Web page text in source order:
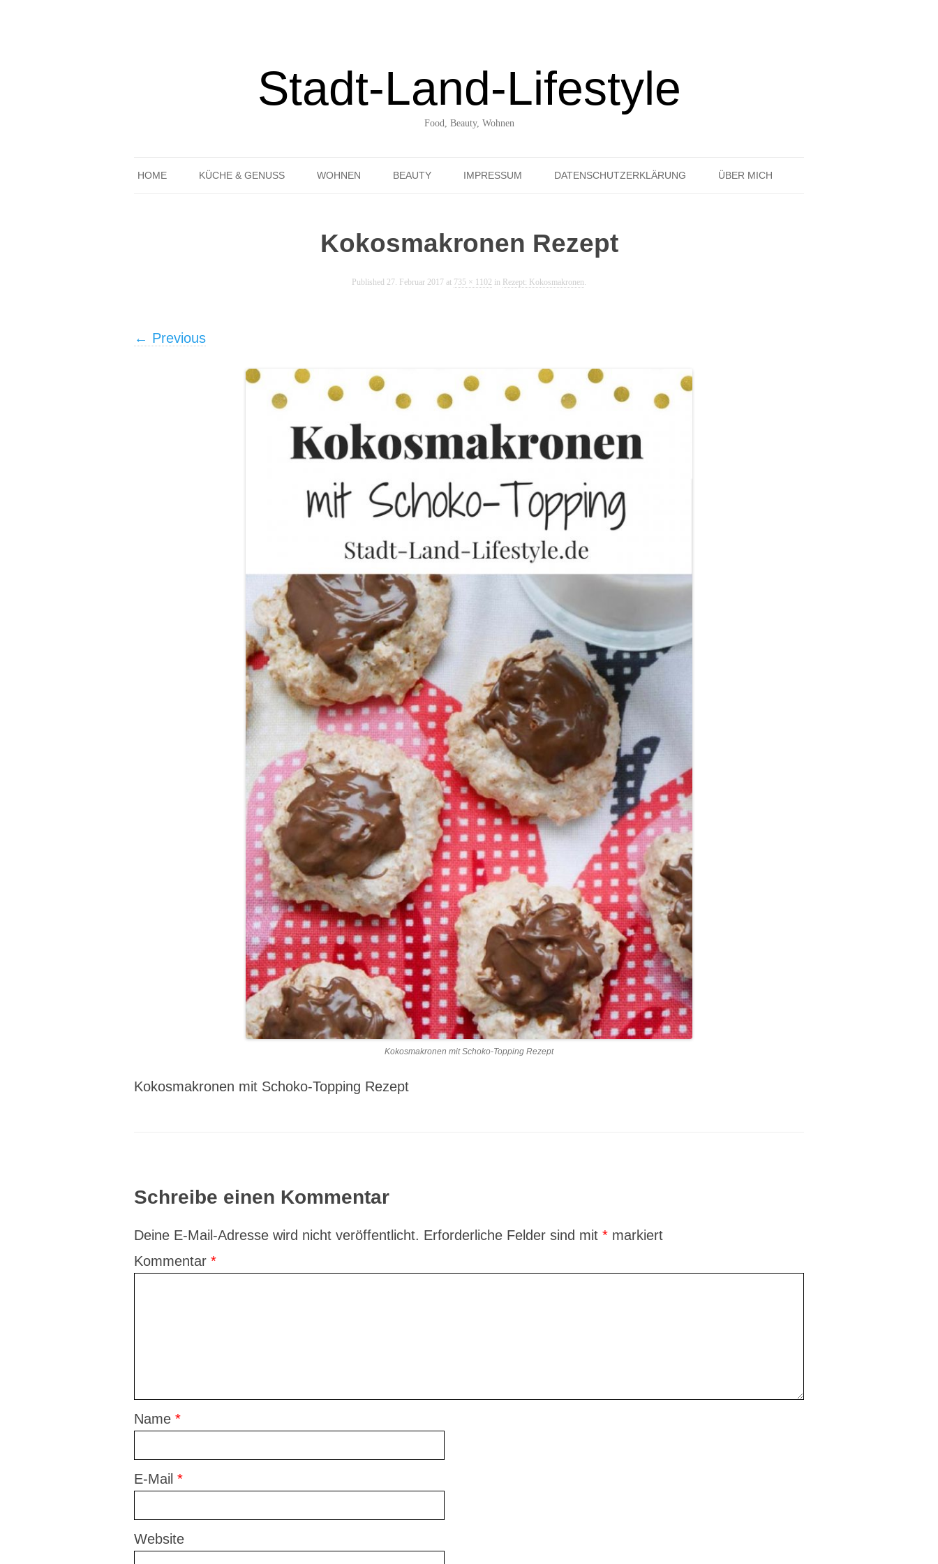
Stadt-Land-Lifestyle
Food, Beauty, Wohnen
HOME KÜCHE & GENUSS WOHNEN BEAUTY IMPRESSUM DATENSCHUTZERKLÄRUNG ÜBER MICH
Kokosmakronen Rezept
Published 27. Februar 2017 at 735 × 1102 in Rezept: Kokosmakronen.
← Previous
Kokosmakronen mit Schoko-Topping Rezept
Kokosmakronen mit Schoko-Topping Rezept
Schreibe einen Kommentar
Deine E-Mail-Adresse wird nicht veröffentlicht. Erforderliche Felder sind mit * markiert
Kommentar *
Name *
E-Mail *
Website